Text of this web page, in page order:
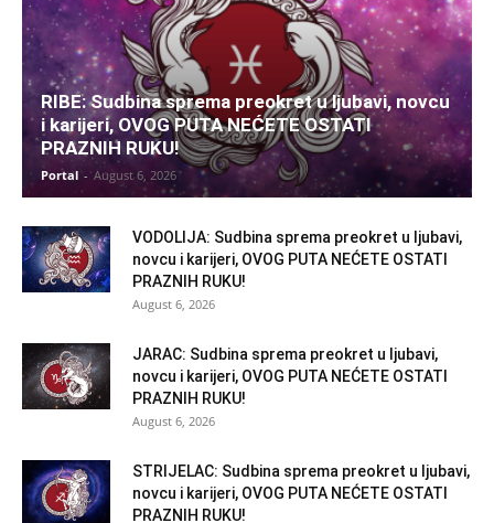
RIBE: Sudbina sprema preokret u ljubavi, novcu
i karijeri, OVOG PUTA NEĆETE OSTATI
PRAZNIH RUKU!
Portal - August 6, 2026
VODOLIJA: Sudbina sprema preokret u ljubavi,
novcu i karijeri, OVOG PUTA NEĆETE OSTATI
PRAZNIH RUKU!
August 6, 2026
JARAC: Sudbina sprema preokret u ljubavi,
novcu i karijeri, OVOG PUTA NEĆETE OSTATI
PRAZNIH RUKU!
August 6, 2026
STRIJELAC: Sudbina sprema preokret u ljubavi,
novcu i karijeri, OVOG PUTA NEĆETE OSTATI
PRAZNIH RUKU!